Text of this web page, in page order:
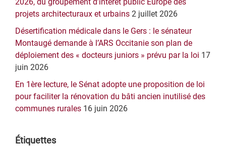
projets architecturaux et urbains 2 juillet 2026
Désertification médicale dans le Gers : le sénateur
Montaugé demande à l’ARS Occitanie son plan de
déploiement des « docteurs juniors » prévu par la loi 17
juin 2026
En 1ère lecture, le Sénat adopte une proposition de loi
pour faciliter la rénovation du bâti ancien inutilisé des
communes rurales 16 juin 2026
Étiquettes